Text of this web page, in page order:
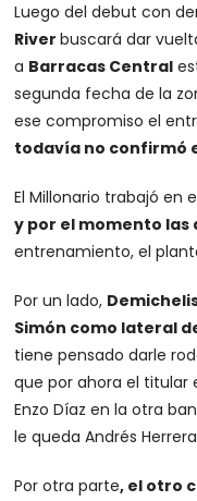
Luego del debut con
Riverbuscará dar
a Barracas Central
segunda fecha de la
ese compromiso el
todavía no confirmó
El Millonario trabajó en
y por el momento las
entrenamiento, el
Por un lado,
Simón como lateral
tiene pensado darle
que por ahora el titular
Enzo Díaz en la otra
le queda Andrés
Por otra parte, el otro